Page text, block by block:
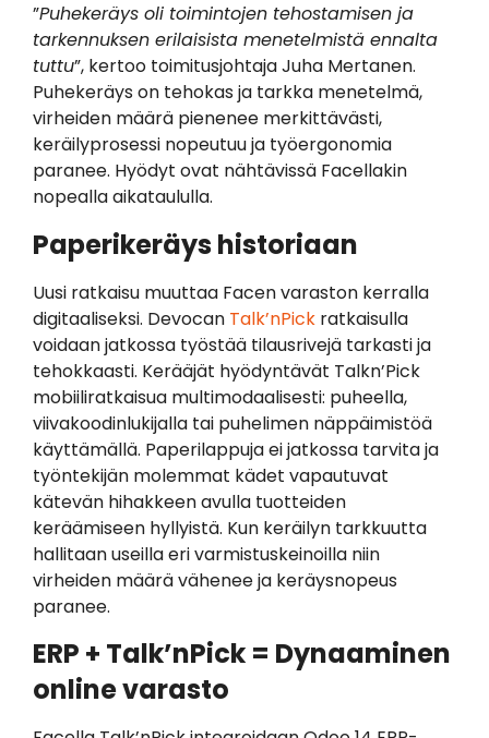
”Puhekeräys oli toimintojen tehostamisen ja
tarkennuksen erilaisista menetelmistä ennalta
tuttu”, kertoo toimitusjohtaja Juha Mertanen.
Puhekeräys on tehokas ja tarkka menetelmä,
virheiden määrä pienenee merkittävästi,
keräilyprosessi nopeutuu ja työergonomia
paranee. Hyödyt ovat nähtävissä Facellakin
nopealla aikataululla.
Paperikeräys historiaan
Uusi ratkaisu muuttaa Facen varaston kerralla
digitaaliseksi. Devocan Talk’nPick ratkaisulla
voidaan jatkossa työstää tilausrivejä tarkasti ja
tehokkaasti. Kerääjät hyödyntävät Talkn’Pick
mobiiliratkaisua multimodaalisesti: puheella,
viivakoodinlukijalla tai puhelimen näppäimistöä
käyttämällä. Paperilappuja ei jatkossa tarvita ja
työntekijän molemmat kädet vapautuvat
kätevän hihakkeen avulla tuotteiden
keräämiseen hyllyistä. Kun keräilyn tarkkuutta
hallitaan useilla eri varmistuskeinoilla niin
virheiden määrä vähenee ja keräysnopeus
paranee.
ERP + Talk’nPick = Dynaaminen
online varasto